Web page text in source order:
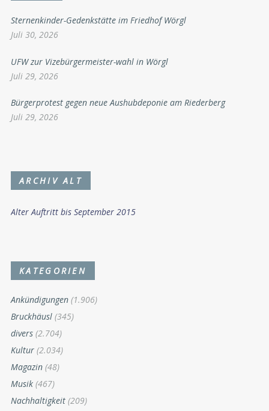
Sternenkinder-Gedenkstätte im Friedhof Wörgl
Juli 30, 2026
UFW zur Vizebürgermeister-wahl in Wörgl
Juli 29, 2026
Bürgerprotest gegen neue Aushubdeponie am Riederberg
Juli 29, 2026
ARCHIV ALT
Alter Auftritt bis September 2015
KATEGORIEN
Ankündigungen (1.906)
Bruckhäusl (345)
divers (2.704)
Kultur (2.034)
Magazin (48)
Musik (467)
Nachhaltigkeit (209)